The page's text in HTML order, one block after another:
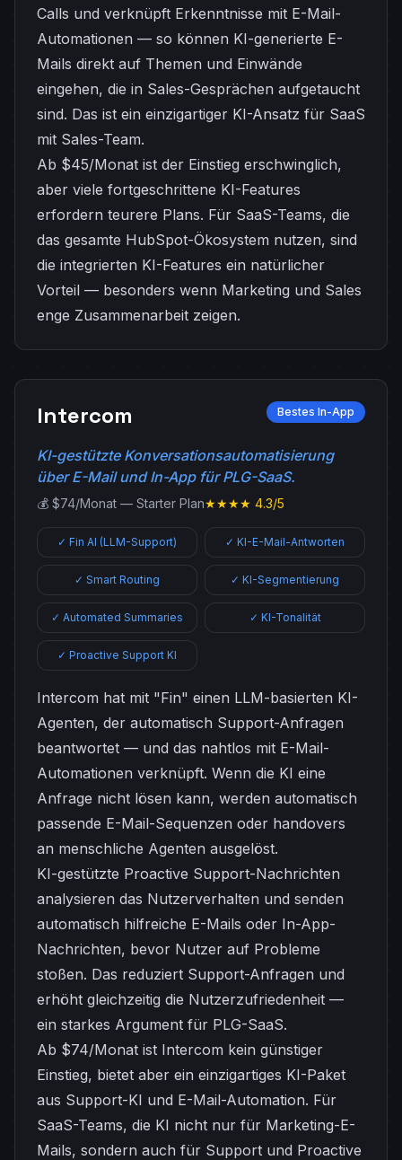
Calls und verknüpft Erkenntnisse mit E-Mail-
Automationen — so können KI-generierte E-
Mails direkt auf Themen und Einwände
eingehen, die in Sales-Gesprächen aufgetaucht
sind. Das ist ein einzigartiger KI-Ansatz für SaaS
mit Sales-Team.
Ab $45/Monat ist der Einstieg erschwinglich,
aber viele fortgeschrittene KI-Features
erfordern teurere Plans. Für SaaS-Teams, die
das gesamte HubSpot-Ökosystem nutzen, sind
die integrierten KI-Features ein natürlicher
Vorteil — besonders wenn Marketing und Sales
enge Zusammenarbeit zeigen.
Intercom Bestes In-App
KI-gestützte Konversationsautomatisierung
über E-Mail und In-App für PLG-SaaS.
💰 $74/Monat — Starter Plan★★★★ 4.3/5
✓ Fin AI (LLM-Support) ✓ KI-E-Mail-Antworten
✓ Smart Routing ✓ KI-Segmentierung
✓ Automated Summaries ✓ KI-Tonalität
✓ Proactive Support KI
Intercom hat mit "Fin" einen LLM-basierten KI-
Agenten, der automatisch Support-Anfragen
beantwortet — und das nahtlos mit E-Mail-
Automationen verknüpft. Wenn die KI eine
Anfrage nicht lösen kann, werden automatisch
passende E-Mail-Sequenzen oder handovers
an menschliche Agenten ausgelöst.
KI-gestützte Proactive Support-Nachrichten
analysieren das Nutzerverhalten und senden
automatisch hilfreiche E-Mails oder In-App-
Nachrichten, bevor Nutzer auf Probleme
stoßen. Das reduziert Support-Anfragen und
erhöht gleichzeitig die Nutzerzufriedenheit —
ein starkes Argument für PLG-SaaS.
Ab $74/Monat ist Intercom kein günstiger
Einstieg, bietet aber ein einzigartiges KI-Paket
aus Support-KI und E-Mail-Automation. Für
SaaS-Teams, die KI nicht nur für Marketing-E-
Mails, sondern auch für Support und Proactive